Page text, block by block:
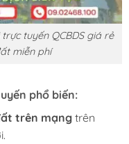
tuyến QCBDS giá rẻ
miễn phí
phổ biến:
trên mạng trên